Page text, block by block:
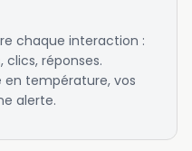
chaque interaction :
clics, réponses.
température, vos
alerte.